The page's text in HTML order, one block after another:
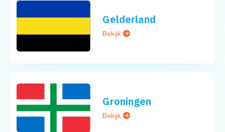
Gelderland
Bekijk
Groningen
Bekijk